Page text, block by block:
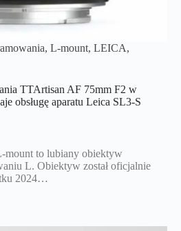
, L-mount, LEICA,
TTArtisan AF 75mm F2 w
obsługę aparatu Leica SL3-S
mount to lubiany obiektyw
L. Obiektyw został oficjalnie
2024…